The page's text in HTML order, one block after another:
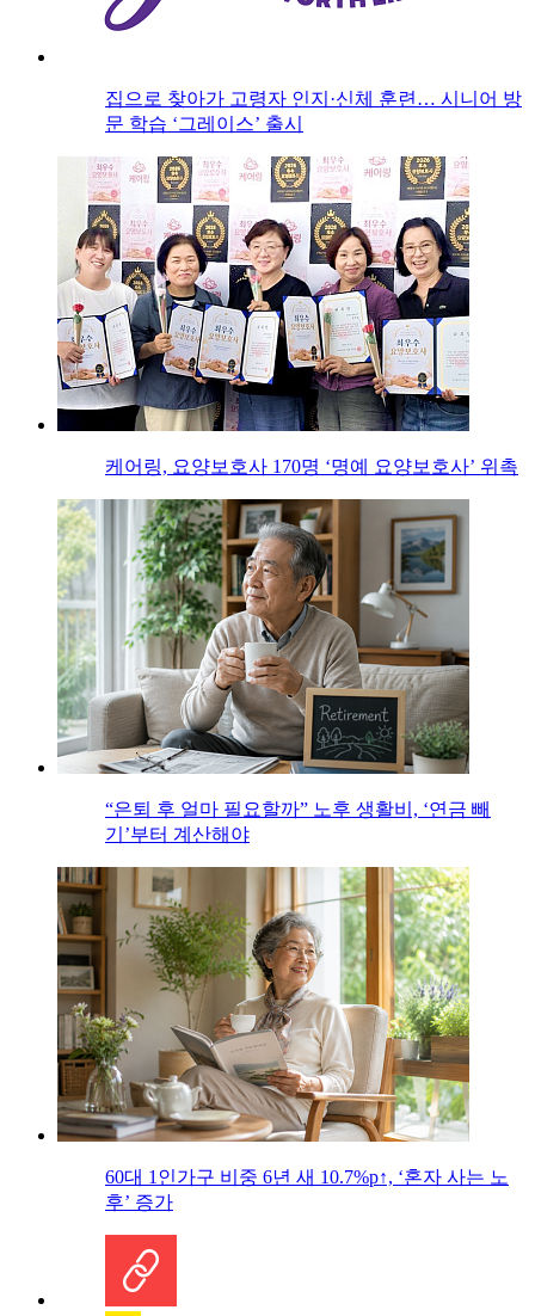
집으로 찾아가 고령자 인지·신체 훈련… 시니어 방
문 학습 ‘그레이스’ 출시
케어링, 요양보호사 170명 ‘명예 요양보호사’ 위촉
“은퇴 후 얼마 필요할까” 노후 생활비, ‘연금 빼
기’부터 계산해야
60대 1인가구 비중 6년 새 10.7%p↑, ‘혼자 사는 노
후’ 증가